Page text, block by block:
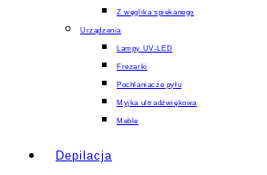
Z węglika spiekanego
Urządzenia
Lampy UV-LED
Frezarki
Pochlaniacze pyłu
Myjka ultradźwiękowa
Meble
Depilacja